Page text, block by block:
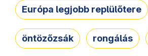
Európa legjobb replülőtere
öntözőzsák rongálás